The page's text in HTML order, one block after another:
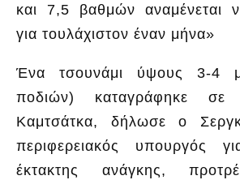
και 7,5 βαθμών αναμένεται
για τουλάχιστον έναν μήνα»
Ένα τσουνάμι ύψους 3-4
ποδιών) καταγράφηκε σε
Καμτσάτκα, δήλωσε ο
περιφερειακός υπουργός
έκτακτης ανάγκης,